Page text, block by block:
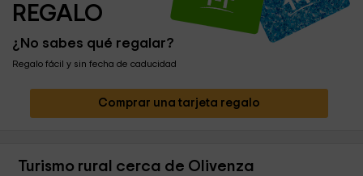
REGALO
¿No sabes qué regalar?
Regalo fácil y sin fecha de caducidad
Comprar una tarjeta regalo
Turismo rural cerca de Olivenza